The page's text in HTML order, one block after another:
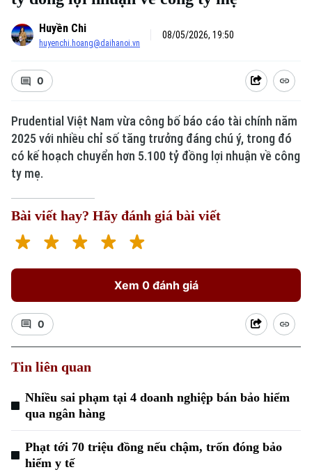
Huyền Chi
huyenchi.hoang@daihanoi.vn
08/05/2026, 19:50
0
Prudential Việt Nam vừa công bố báo cáo tài chính năm
2025 với nhiều chỉ số tăng trưởng đáng chú ý, trong đó
có kế hoạch chuyển hơn 5.100 tỷ đồng lợi nhuận về công
ty mẹ.
Bài viết hay? Hãy đánh giá bài viết
Xem 0 đánh giá
0
Tin liên quan
Nhiều sai phạm tại 4 doanh nghiệp bán bảo hiểm
qua ngân hàng
Phạt tới 70 triệu đồng nếu chậm, trốn đóng bảo
hiểm y tế